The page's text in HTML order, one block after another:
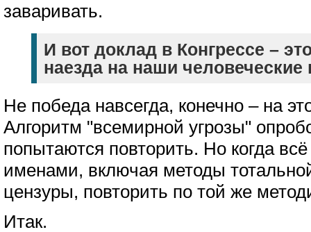
заваривать.
И вот доклад в Конгрессе –
наезда на наши человеческие
Не победа навсегда, конечно – на
Алгоритм "всемирной угрозы"
попытаются повторить. Но когда
именами, включая методы
цензуры, повторить по той же
Итак.